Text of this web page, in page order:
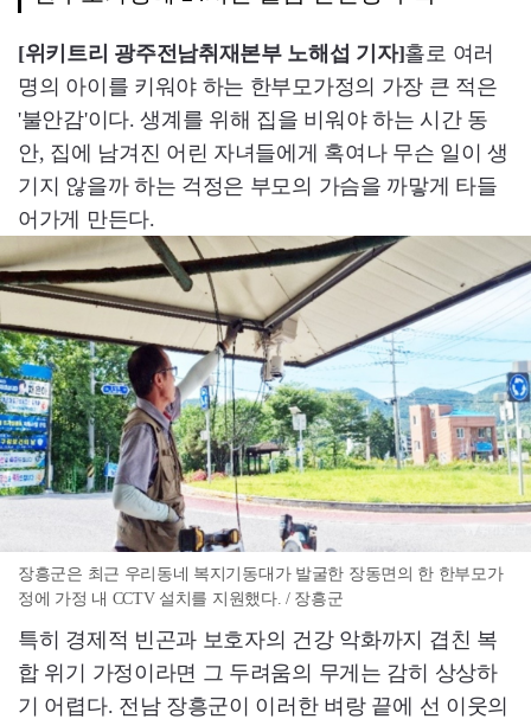
[위키트리 광주전남취재본부 노해섭 기자]홀로 여러
명의 아이를 키워야 하는 한부모가정의 가장 큰 적은
'불안감'이다. 생계를 위해 집을 비워야 하는 시간 동
안, 집에 남겨진 어린 자녀들에게 혹여나 무슨 일이 생
기지 않을까 하는 걱정은 부모의 가슴을 까맣게 타들
어가게 만든다.
장흥군은 최근 우리동네 복지기동대가 발굴한 장동면의 한 한부모가
정에 가정 내 CCTV 설치를 지원했다. / 장흥군
특히 경제적 빈곤과 보호자의 건강 악화까지 겹친 복
합 위기 가정이라면 그 두려움의 무게는 감히 상상하
기 어렵다. 전남 장흥군이 이러한 벼랑 끝에 선 이웃의